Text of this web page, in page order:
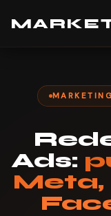
MARK E
Ads:
Meta,